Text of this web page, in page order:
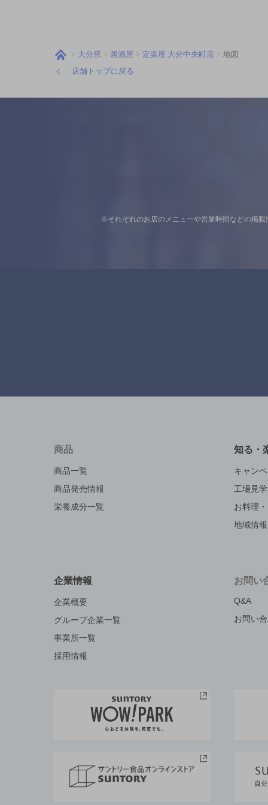
大分県 居酒屋 定楽屋 大分中央町店
地図
店舗トップに戻る
※それぞれのお店のメニューや営業時間などの掲載
商品
商品一覧
商品発売情報
栄養成分一覧
知る・
キャン
工場見学
お料理
地域情報
企業情報
企業概要
グループ企業一覧
事業所一覧
採用情報
お問い
Q&A
お問い